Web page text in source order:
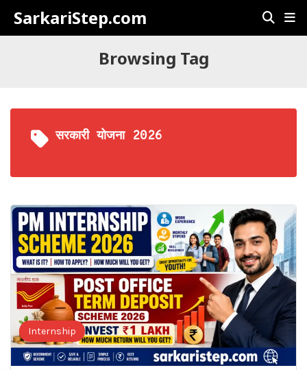
SarkariStep.com
Browsing Tag
सरकारी योजना 2026
Internship